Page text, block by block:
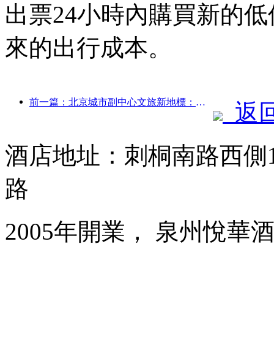
出票24小時內購買新的
來的出行成本。
前一篇：北京城市副中心文旅新地標：頂點公園將于今年正式亮相
返
酒店地址：刺桐南路西
路
2005年開業， 泉州悅